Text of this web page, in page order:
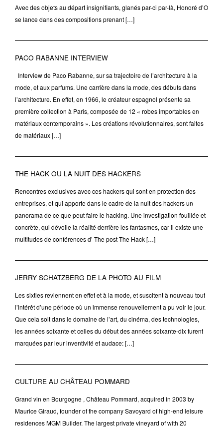
Avec des objets au départ insignifiants, glanés par-ci par-là, Honoré d’O
se lance dans des compositions prenant […]
PACO RABANNE INTERVIEW
Interview de Paco Rabanne, sur sa trajectoire de l’architecture à la
mode, et aux parfums. Une carrière dans la mode, des débuts dans
l’architecture. En effet, en 1966, le créateur espagnol présente sa
première collection à Paris, composée de 12 « robes importables en
matériaux contemporains ». Les créations révolutionnaires, sont faites
de matériaux […]
THE HACK OU LA NUIT DES HACKERS
Rencontres exclusives avec ces hackers qui sont en protection des
entreprises, et qui apporte dans le cadre de la nuit des hackers un
panorama de ce que peut faire le hacking. Une investigation fouillée et
concrète, qui dévoile la réalité derrière les fantasmes, car il existe une
multitudes de conférences d’ The post The Hack […]
JERRY SCHATZBERG DE LA PHOTO AU FILM
Les sixties reviennent en effet et à la mode, et suscitent à nouveau tout
l’intérêt d’une période où un immense renouvellement a pu voir le jour.
Que cela soit dans le domaine de l’art, du cinéma, des technologies,
les années soixante et celles du début des années soixante-dix furent
marquées par leur inventivité et audace: […]
CULTURE AU CHÂTEAU POMMARD
Grand vin en Bourgogne , Château Pommard, acquired in 2003 by
Maurice Giraud, founder of the company Savoyard of high-end leisure
residences MGM Builder. The largest private vineyard of with 20